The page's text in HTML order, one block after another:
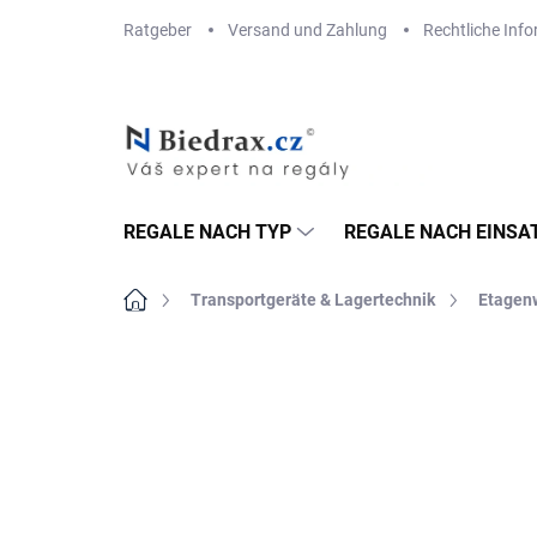
Ratgeber Versand und Zahlung Rechtliche
REGALE NACH TYP REGALE NACH
StartseiteTransportgeräte & Lagertechnik